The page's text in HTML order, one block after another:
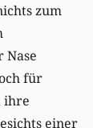
zum
Nase
für
ihre
einer